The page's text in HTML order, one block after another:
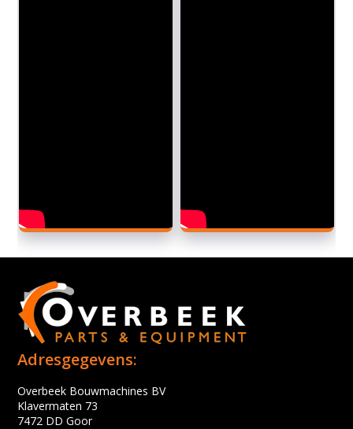
Adresgegevens:
Overbeek Bouwmachines BV
Klavermaten 73
7472 DD Goor